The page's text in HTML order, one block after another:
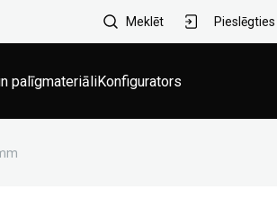
Meklēt Pieslēgties
palīgmateriāliKonfigurators